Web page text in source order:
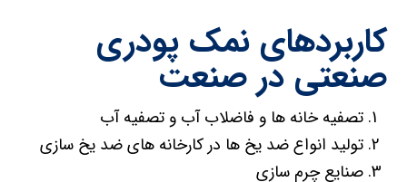
کاربردهای نمک پودری
صنعتی در صنعت
تصفیه خانه ها و فاضلاب آب و تصفیه آب
تولید انواع ضد یخ ها در کارخانه های ضد یخ سازی
صنایع چرم سازی